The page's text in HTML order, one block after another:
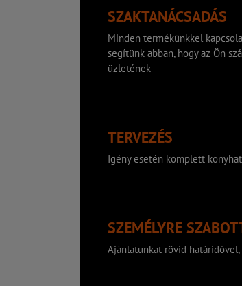
SZAKTANÁCSADÁS
Minden termékünkkel
segítünk abban, hogy az Ön
üzletének
TERVEZÉS
Igény esetén komplett
SZEMÉLYRE
Ajánlatunkat rövid